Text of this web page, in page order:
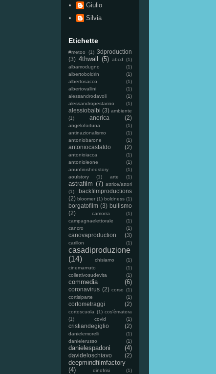
Giulio
Silvia
Etichette
#metoo (1) 3dproduction
(3) 4thwall (5) abcd
(1)
albamodugno
(1)
albertoboldrin
(1)
albertosacco
(1)
albertovallini
(1)
alessandrodavoli
(1)
alessandropestarino
(1)
alessiobalbi (3) ambiente
(1)
anerica (2)
angelofortuna
(1)
antinazionalismo
(1)
antoniobarone
(1)
antoniocastaldo (2)
antonioiacca
(1)
antonioleone
(1)
anunfinishedstory
(1)
aoulstory
(1) arte (1)
astrafilm (7) attrice/attori
(1)
backfilmproductions
(2) bloomer (1) boldness (1)
borgatofilm (3) bullismo
(2)
camorra
(1)
campagnaelettorale
(1)
cancro
(1)
canovaproduction (3)
carillon (1)
casadiproduzione
(14)
chisiamo
(1)
cinemamuto
(1)
collettivosudevita
(1)
commedia (6)
coronavirus (2) corso (1)
cortisiparte
(1)
cortometraggi (2)
cortoscuola (1) cos'èmatera
(1)
covid (1)
cristiandegiglio (2)
danielemorelli
(1)
danielerusso
(1)
danielespadoni (4)
davideloschiavo (2)
deepmindfilmfactory
(4)
dinofrisi
(1)